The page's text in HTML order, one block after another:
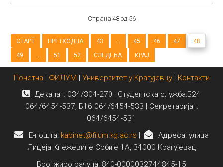
Страна 48 од 56
СТАРТ ПРЕТХОДНА 43 45 46 47
48
49
51 52 СЛЕДЕЋА КРАЈ
Почетна | ФИЛУМ | Универзитет у Крагујевцу| Контакти
Деканат: 034/304-270 | Студентска служба:Б24
064/6454-537, Б16 064/6454-533 | Секретаријат:
064/6454-531
E-пошта: kabinet@filum.kg.ac.rs |
Адреса: улица
Лицеја Кнежевине Србије 1А, 34000 Крагујевац
Број жиро рачуна: 840-0000032744845-15